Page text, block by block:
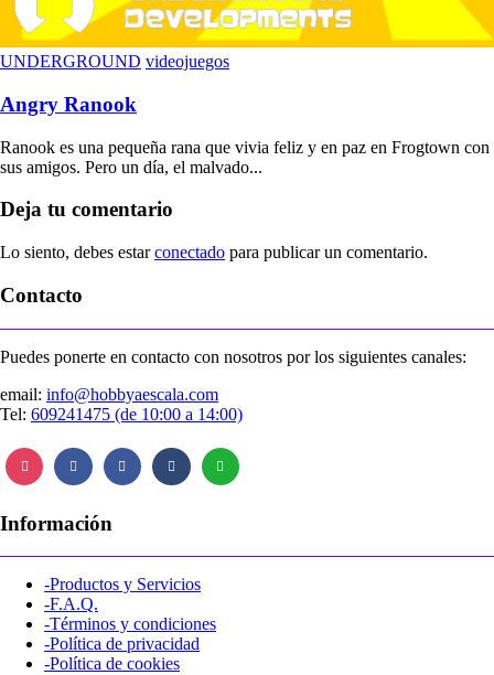
UNDERGROUND videojuegos
Angry Ranook
Ranook es una pequeña rana que vivia feliz y en paz en Frogtown con
sus amigos. Pero un día, el malvado...
Deja tu comentario
Lo siento, debes estarconectado para publicar un comentario.
Contacto
Puedes ponerte en contacto con nosotros por los siguientes canales:
email: info@hobbyaescala.com
Tel: 609241475 (de 10:00 a 14:00)
Información
-Productos y Servicios
-F.A.Q.
-Términos y condiciones
-Política de privacidad
-Política de cookies